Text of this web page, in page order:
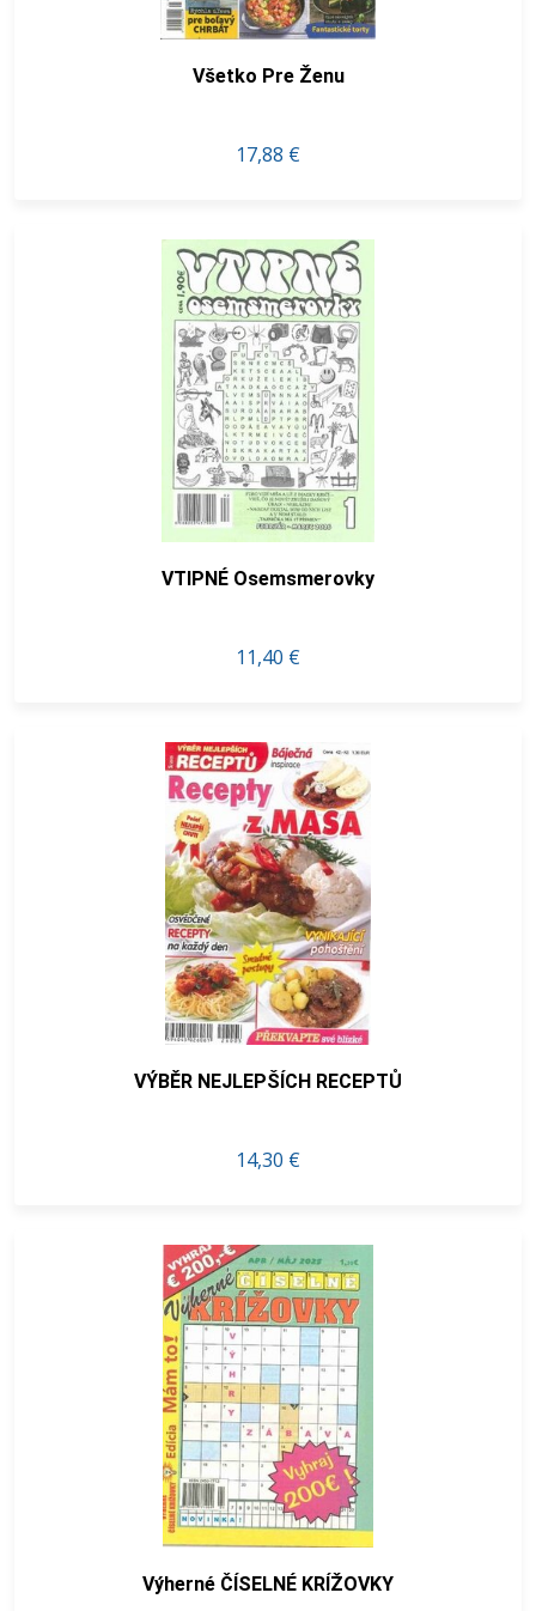
Všetko Pre Ženu
17,88 €
VTIPNÉ Osemsmerovky
11,40 €
VÝBĚR NEJLEPŠÍCH RECEPTŮ
14,30 €
Výherné ČÍSELNÉ KRÍŽOVKY